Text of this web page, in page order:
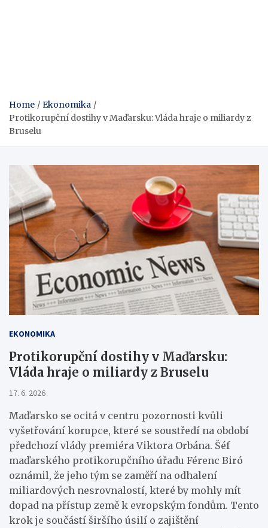
Home
Ekonomika
Protikorupční dostihy v Maďarsku: Vláda hraje o miliardy z
Bruselu
EKONOMIKA
Protikorupční dostihy v Maďarsku:
Vláda hraje o miliardy z Bruselu
17. 6. 2026
Maďarsko se ocitá v centru pozornosti kvůli
vyšetřování korupce, které se soustředí na období
předchozí vlády premiéra Viktora Orbána. Šéf
maďarského protikorupčního úřadu Férenc Biró
oznámil, že jeho tým se zaměří na odhalení
miliardových nesrovnalostí, které by mohly mít
dopad na přístup země k evropským fondům. Tento
krok je součástí širšího úsilí o zajištění